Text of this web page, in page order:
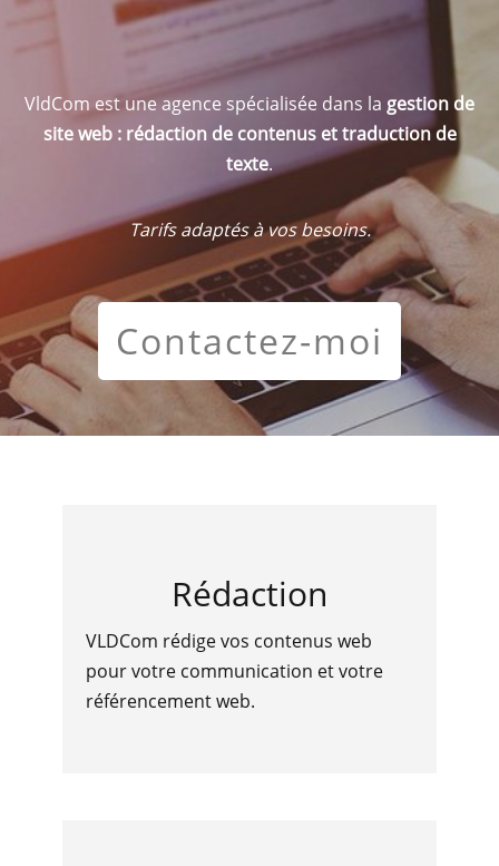
VldCom est une agence spécialisée dans la gestion de
site web : rédaction de contenus et traduction de
texte.
Tarifs adaptés à vos besoins.
Contactez-moi
Rédaction
VLDCom rédige vos contenus web
pour votre communication et votre
référencement web.